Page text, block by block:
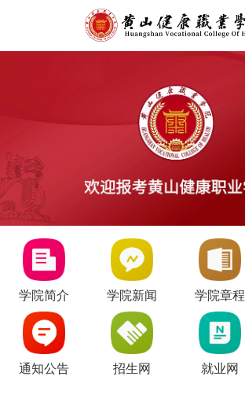
学院简介 学院新闻 学院章程
通知公告 招生网 就业网